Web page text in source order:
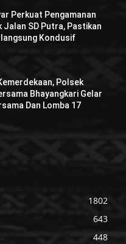
Perkuat Pengamanan
Jalan SD Putra, Pastikan
Kondusif
Polsek
Bhayangkari Gelar
Dan Lomba 17
1802
643
448